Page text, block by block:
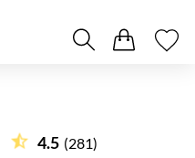
4.5 (281)